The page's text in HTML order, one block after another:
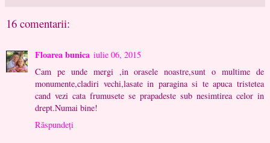
16 comentarii:
Floarea bunica iulie 06, 2015
Cam pe unde mergi ,in orasele noastre,sunt o multime de
monumente,cladiri vechi,lasate in paragina si te apuca tristetea
cand vezi cata frumusete se prapadeste sub nesimtirea celor in
drept.Numai bine!
Răspundeți